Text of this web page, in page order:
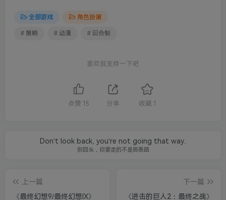
全部游戏 角色扮演
# 策略 # 动漫 # 回合制
喜欢就支持一下吧
点赞 15 分享 收藏 1
Don't look back, you're not going that way.
别回头，你要走的不是那条路
上一篇
《最终幻想9/最终幻想IX》
下一篇
《进击的巨人2：最终之战》